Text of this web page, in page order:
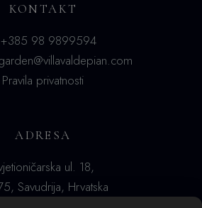
KONTAKT
+385 98 9899594
Pravila privatnosti
ADRESA
ul. 18,
Savudrija, Hrvatska